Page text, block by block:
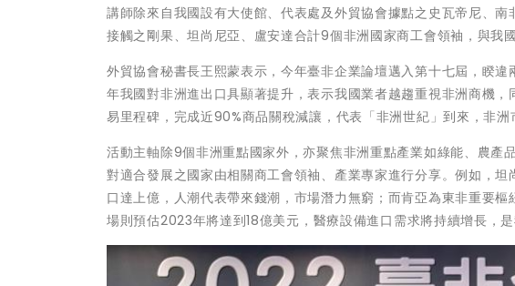
講師除來自我國設有大使館、代表處及外貿協會據點之史瓦帝尼、
接觸之剛果、坦尚尼亞、盧安達合計9個非洲國家商工會領袖，與我
外貿協會秘書長王熙蒙表示，今年臺非企業論壇邁入第十七屆，睽
年我國對非洲進出口具顯著提升，表示我國業者越趨重視非洲商機
易里程碑，完成近90%商品關稅減讓，代表「非洲世紀」到來，非洲
活動主軸除9個非洲重點國家外，亦聚焦非洲重點產業如綠能、農產
對適合發展之國家由相關商工會領袖、產業專家進行分享。例如，
口達上億，人潮代表帶來錢潮，市場潛力無窮；而肯亞為東非重要
場則預估2023年將達到18億美元，醫療設備進口需求將持續增長，是